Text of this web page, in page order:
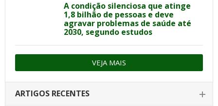
A condição silenciosa que atinge
1,8 bilhão de pessoas e deve
agravar problemas de saúde até
2030, segundo estudos
VEJA MAIS
ARTIGOS RECENTES